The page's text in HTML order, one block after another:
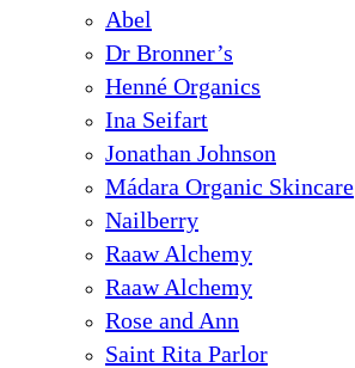
Abel
Dr Bronner’s
Henné Organics
Ina Seifart
Jonathan Johnson
Mádara Organic Skincare
Nailberry
Raaw Alchemy
Raaw Alchemy
Rose and Ann
Saint Rita Parlor